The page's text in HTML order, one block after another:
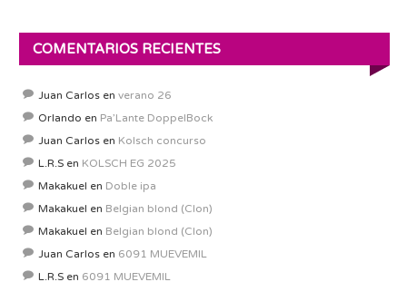
COMENTARIOS RECIENTES
Juan Carlos en verano 26
Orlando en Pa’Lante DoppelBock
Juan Carlos en Kolsch concurso
L.R.S en KOLSCH EG 2025
Makakuel en Doble ipa
Makakuel en Belgian blond (Clon)
Makakuel en Belgian blond (Clon)
Juan Carlos en 6091 MUEVEMIL
L.R.S en 6091 MUEVEMIL